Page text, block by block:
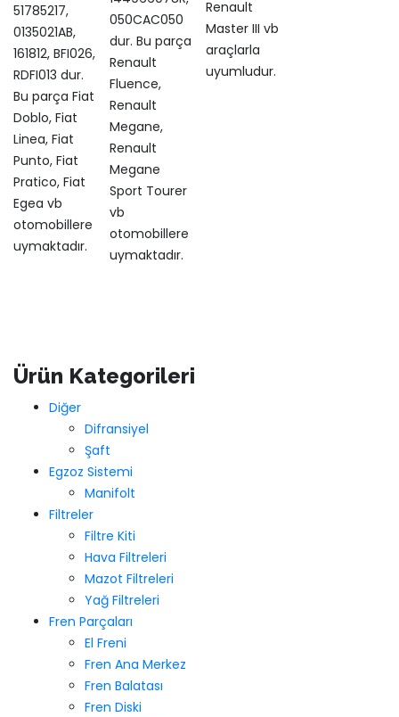
51785217,
0135021AB,
161812, BFI026,
RDFI013 dur.
Bu parça Fiat
Doblo, Fiat
Linea, Fiat
Punto, Fiat
Pratico, Fiat
Egea vb
otomobillere
uymaktadır.
050CAC050
dur. Bu parça
Renault
Fluence,
Renault
Megane,
Renault
Megane
Sport Tourer
vb
otomobillere
uymaktadır.
Renault
Master III vb
araçlarla
uyumludur.
Ürün Kategorileri
Diğer
Difransiyel
Şaft
Egzoz Sistemi
Manifolt
Filtreler
Filtre Kiti
Hava Filtreleri
Mazot Filtreleri
Yağ Filtreleri
Fren Parçaları
El Freni
Fren Ana Merkez
Fren Balatası
Fren Diski